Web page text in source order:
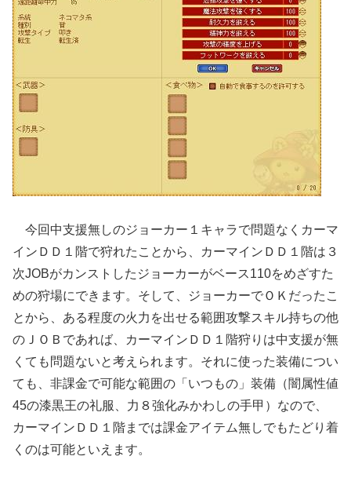
今回中支援無しのジョーカー１キャラで問題なくカーマ
インＤＤ１階で狩れたことから、カーマインＤＤ１階は３
次JOBがカンストしたジョーカーがベース110をめざすた
めの狩場にできます。そして、ジョーカーでＯＫだったこ
とから、ある程度の火力を出せる範囲攻撃スキル持ちの他
のＪＯＢであれば、カーマインＤＤ１階狩りは中支援が無
くても問題ないと考えられます。それに使った装備につい
ても、非課金で可能な範囲の「いつもの」装備（闇属性値
45の漆黒王の礼服、力８強化みかわしの手甲）なので、
カーマインＤＤ１階までは課金アイテム無しでもたどり着
くのは可能といえます。